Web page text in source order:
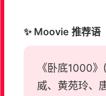
✨ Moovie 推荐语
《卧底1000
威、黄苑玲、